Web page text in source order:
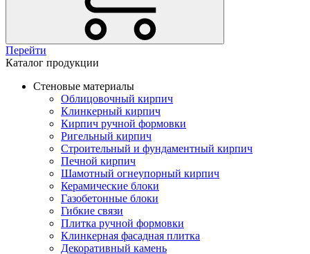
Перейти
Каталог продукции
Стеновые материалы
Облицовочный кирпич
Клинкерный кирпич
Кирпич ручной формовки
Ригельный кирпич
Строительный и фундаментный кирпич
Печной кирпич
Шамотный огнеупорный кирпич
Керамические блоки
Газобетонные блоки
Гибкие связи
Плитка ручной формовки
Клинкерная фасадная плитка
Декоративный камень